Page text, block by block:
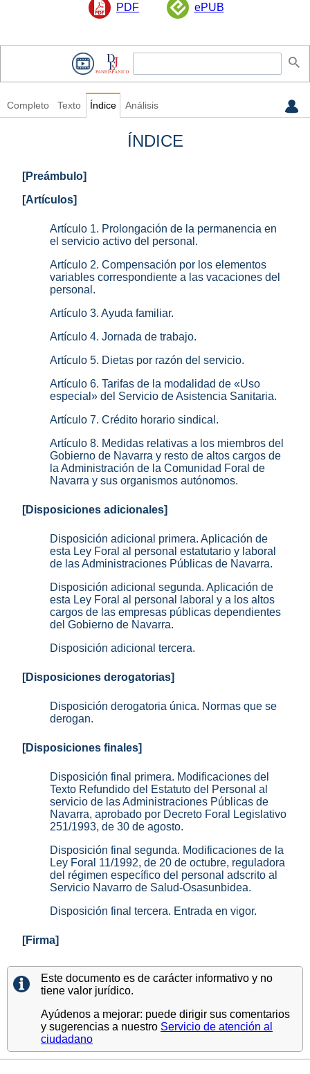
PDF ePUB
Completo Texto Índice Análisis
ÍNDICE
[Preámbulo]
[Artículos]
Artículo 1. Prolongación de la permanencia en
el servicio activo del personal.
Artículo 2. Compensación por los elementos
variables correspondiente a las vacaciones del
personal.
Artículo 3. Ayuda familiar.
Artículo 4. Jornada de trabajo.
Artículo 5. Dietas por razón del servicio.
Artículo 6. Tarifas de la modalidad de «Uso
especial» del Servicio de Asistencia Sanitaria.
Artículo 7. Crédito horario sindical.
Artículo 8. Medidas relativas a los miembros del
Gobierno de Navarra y resto de altos cargos de
la Administración de la Comunidad Foral de
Navarra y sus organismos autónomos.
[Disposiciones adicionales]
Disposición adicional primera. Aplicación de
esta Ley Foral al personal estatutario y laboral
de las Administraciones Públicas de Navarra.
Disposición adicional segunda. Aplicación de
esta Ley Foral al personal laboral y a los altos
cargos de las empresas públicas dependientes
del Gobierno de Navarra.
Disposición adicional tercera.
[Disposiciones derogatorias]
Disposición derogatoria única. Normas que se
derogan.
[Disposiciones finales]
Disposición final primera. Modificaciones del
Texto Refundido del Estatuto del Personal al
servicio de las Administraciones Públicas de
Navarra, aprobado por Decreto Foral Legislativo
251/1993, de 30 de agosto.
Disposición final segunda. Modificaciones de la
Ley Foral 11/1992, de 20 de octubre, reguladora
del régimen específico del personal adscrito al
Servicio Navarro de Salud-Osasunbidea.
Disposición final tercera. Entrada en vigor.
[Firma]
Este documento es de carácter informativo y no
tiene valor jurídico.
Ayúdenos a mejorar: puede dirigir sus comentarios
y sugerencias a nuestro Servicio de atención al
ciudadano